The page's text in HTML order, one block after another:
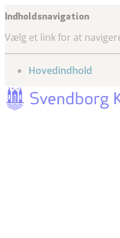
Indholdsnavigation
Vælg et link for at
gå til
Hovedindhold